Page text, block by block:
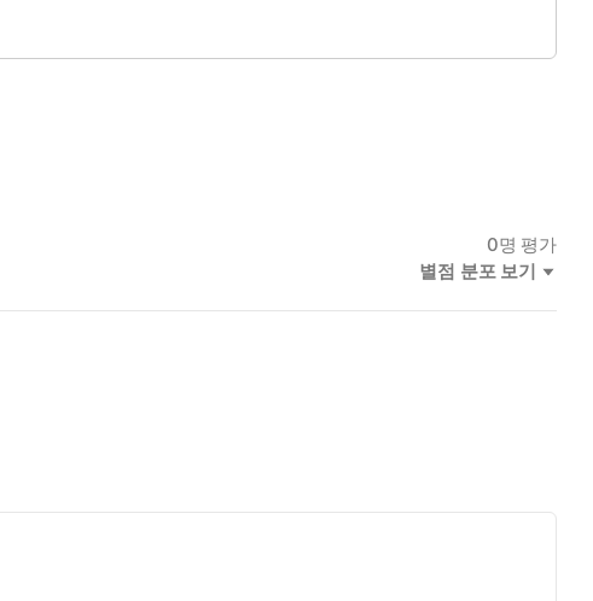
앞둔 청소년에게는 흐름을 꿰뚫는 확실한 요약서가, 역사가 낯설
0명 평가
별점 분포 보기